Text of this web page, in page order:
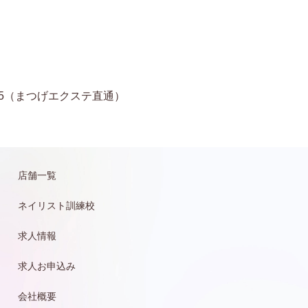
まつげエクステ直通）
店舗一覧
ネイリスト訓練校
求人情報
求人お申込み
会社概要